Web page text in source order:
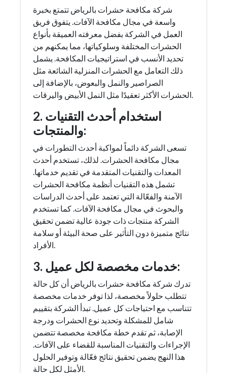
شركة مكافحة حشرات بالرياض تتمتع بخبرة
واسعة في مجال مكافحة الآفات. يتفوق فريق
العمل في الشركة بفضل معرفته العميقة بأنواع
الحشرات المختلفة وسلوكياتها، مما يمكنهم من
تحديد الأنسب في استراتيجيات المكافحة. يشمل
ذلك التعامل مع الحشرات المنزلية الشائعة مثل
الصراصير والنمل والبعوض، بالإضافة إلى
الحشرات الأكثر تعقيدًا مثل النمل الأبيض واليرقات.
2. استخدام أحدث التقنيات
والمنتجات:
تسعى الشركة دائماً لمواكبة أحدث التطورات في
مجال مكافحة الحشرات. لذلك، تستخدم أحدث
المعدات والتقنيات المتقدمة في تقديم خدماتها.
تشمل هذه التقنيات أنظمة مكافحة الحشرات
الآمنة والفعّالة التي تعتمد على أحدث الدراسات
والبحوث في مجال مكافحة الآفات. كما تستخدم
الشركة منتجات ذات جودة عالية تضمن تحقيق
نتائج متميزة دون التأثير على صحة البيئة أو سلامة
الأفراد.
3. خدمات مخصصة لكل عميل:
تدرك شركة مكافحة حشرات بالرياض أن كل حالة
تتطلب حلولاً مخصصة، لذا توفر خدمات مخصصة
تتناسب مع احتياجات كل عميل. تبدأ الشركة بتقييم
شامل للمشكلة وتحديد نوع الحشرات ودرجة
الإصابة، ثم تقدم خطة مكافحة مخصصة تتضمن
الإجراءات والتقنيات المناسبة للقضاء على الآفات.
هذا النهج يضمن تحقيق نتائج فعّالة وتوفير الحلول
الأمثل لكل حالة.